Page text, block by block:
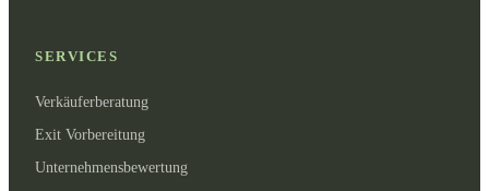
SERVICES
Verkäuferberatung
Exit Vorbereitung
Unternehmensbewertung